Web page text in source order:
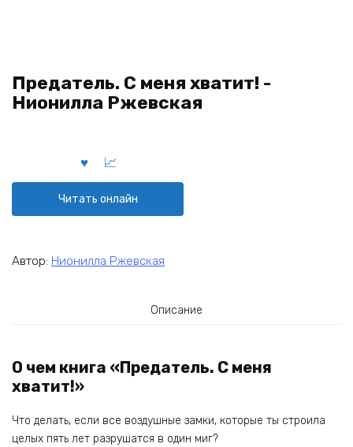
Предатель. С меня хватит! -
Нионилла Ржевская
Читать онлайн
Автор: Нионилла Ржевская
Описание
О чем книга «Предатель. С меня
хватит!»
Что делать, если все воздушные замки, которые ты строила
целых пять лет разрушатся в один миг?